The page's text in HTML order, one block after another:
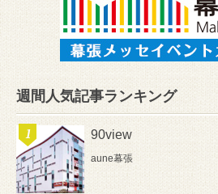
週間人気記事ランキング
90view
aune幕張